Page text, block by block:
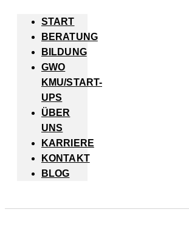
START
BERATUNG
BILDUNG
GWO
KMU/START-
UPS
ÜBER
UNS
KARRIERE
KONTAKT
BLOG